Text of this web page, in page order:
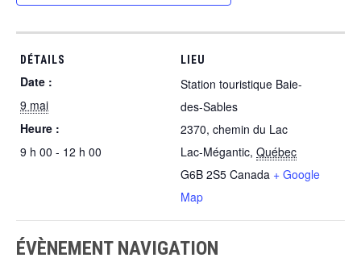
DÉTAILS
Date :
9 mai
Heure :
9 h 00 - 12 h 00
LIEU
Station touristique Baie-
des-Sables
2370, chemin du Lac
Lac-Mégantic, Québec
G6B 2S5 Canada + Google
Map
ÉVÈNEMENT NAVIGATION